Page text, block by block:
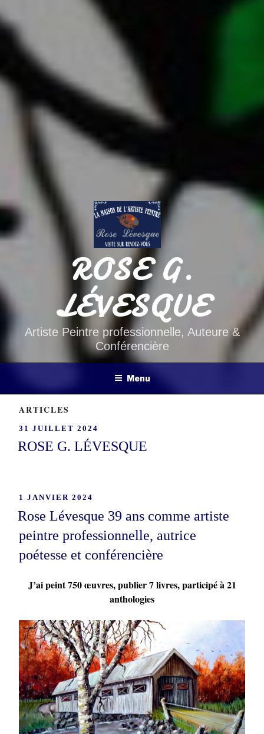
ROSE G.
LÉVESQUE
Artiste Peintre professionnelle, Auteure &
Conférencière
Menu
ARTICLES
PUBLIÉ
LE
31 JUILLET 2024
ROSE G. LÉVESQUE
PUBLIÉ
LE
1 JANVIER 2024
Rose Lévesque 39 ans comme artiste
peintre professionnelle, autrice
poétesse et conférencière
J’ai peint 750 œuvres, publier 7 livres, participé à 21
anthologies